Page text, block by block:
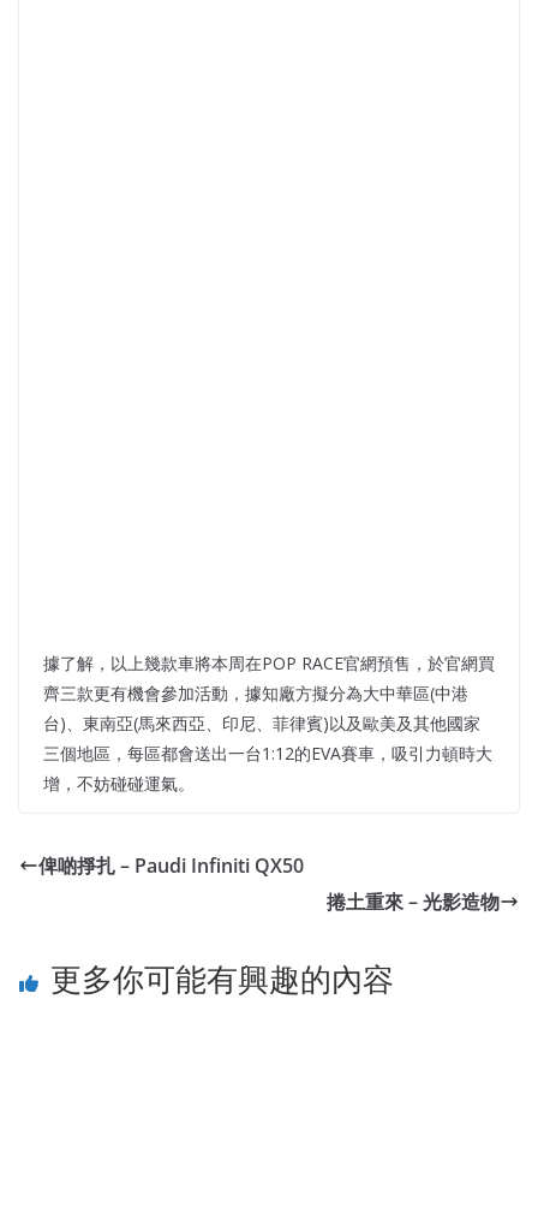
據了解，以上幾款車將本周在POP RACE官網預售，於官網買
齊三款更有機會參加活動，據知廠方擬分為大中華區(中港
台)、東南亞(馬來西亞、印尼、菲律賓)以及歐美及其他國家
三個地區，每區都會送出一台1:12的EVA賽車，吸引力頓時大
增，不妨碰碰運氣。
俾啲掙扎 – Paudi Infiniti QX50
捲土重來 – 光影造物
更多你可能有興趣的內容